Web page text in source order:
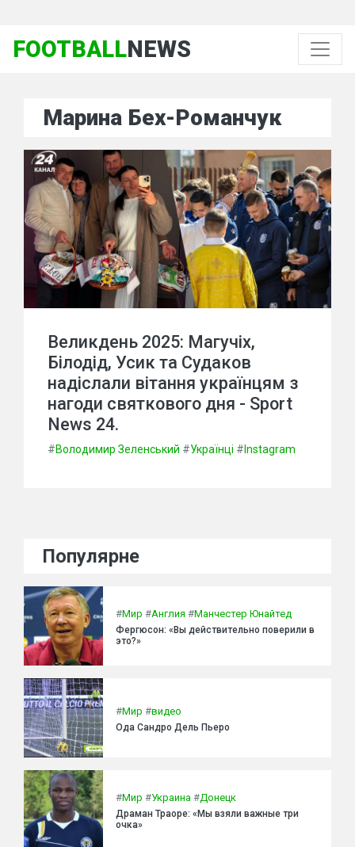
FOOTBALLNEWS
Марина Бех-Романчук
Великдень 2025: Магучіх,
Білодід, Усик та Судаков
надіслали вітання українцям з
нагоди святкового дня - Sport
News 24.
#Володимир Зеленський #Українці # Instagram
Популярне
#Мир #Англия #Манчестер Юнайтед
Фергюсон: «Вы действительно поверили в
это?»
#Мир #видео
Ода Сандро Дель Пьеро
#Мир #Украина #Донецк
Драман Траоре: «Мы взяли важные три
очка»